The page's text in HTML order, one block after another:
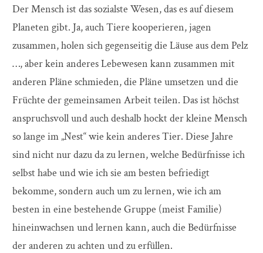
Der Mensch ist das sozialste Wesen, das es auf diesem
Planeten gibt. Ja, auch Tiere kooperieren, jagen
zusammen, holen sich gegenseitig die Läuse aus dem Pelz
…, aber kein anderes Lebewesen kann zusammen mit
anderen Pläne schmieden, die Pläne umsetzen und die
Früchte der gemeinsamen Arbeit teilen. Das ist höchst
anspruchsvoll und auch deshalb hockt der kleine Mensch
so lange im „Nest“ wie kein anderes Tier. Diese Jahre
sind nicht nur dazu da zu lernen, welche Bedürfnisse ich
selbst habe und wie ich sie am besten befriedigt
bekomme, sondern auch um zu lernen, wie ich am
besten in eine bestehende Gruppe (meist Familie)
hineinwachsen und lernen kann, auch die Bedürfnisse
der anderen zu achten und zu erfüllen.